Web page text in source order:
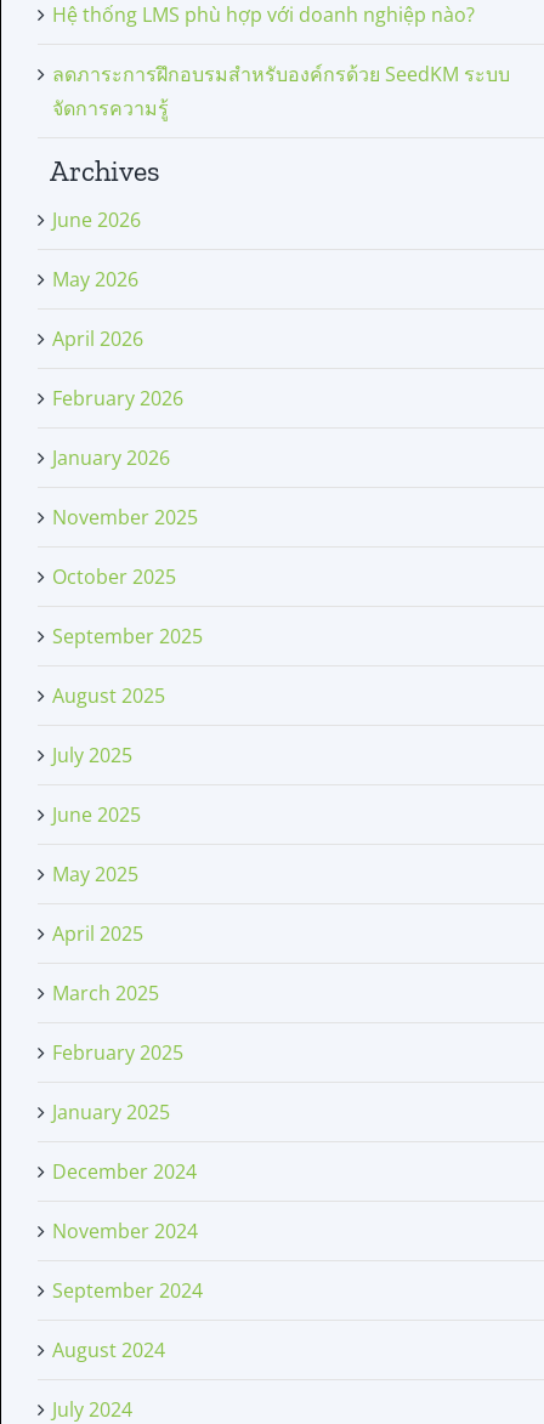
Hệ thống LMS phù hợp với doanh nghiệp nào?
ลดภาระการฝึกอบรมสำหรับองค์กรด้วย SeedKM ระบบ
จัดการความรู้
Archives
June 2026
May 2026
April 2026
February 2026
January 2026
November 2025
October 2025
September 2025
August 2025
July 2025
June 2025
May 2025
April 2025
March 2025
February 2025
January 2025
December 2024
November 2024
September 2024
August 2024
July 2024